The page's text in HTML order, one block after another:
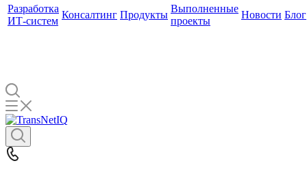
Разработка
ИТ-систем
Консалтинг Продукты
Выполненные
проекты
Новости Блог